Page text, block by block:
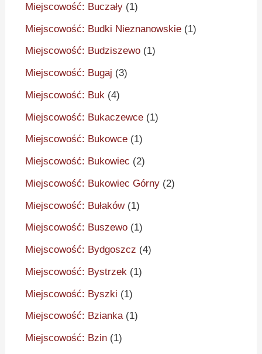
Miejscowość: Buczały (1)
Miejscowość: Budki Nieznanowskie (1)
Miejscowość: Budziszewo (1)
Miejscowość: Bugaj (3)
Miejscowość: Buk (4)
Miejscowość: Bukaczewce (1)
Miejscowość: Bukowce (1)
Miejscowość: Bukowiec (2)
Miejscowość: Bukowiec Górny (2)
Miejscowość: Bułaków(1)
Miejscowość: Buszewo (1)
Miejscowość: Bydgoszcz (4)
Miejscowość: Bystrzek (1)
Miejscowość: Byszki (1)
Miejscowość: Bzianka(1)
Miejscowość: Bzin (1)